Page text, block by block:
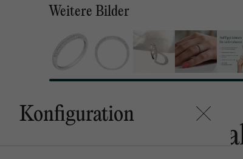
Weitere Bilder
Konfiguration
Das könnte Ihnen